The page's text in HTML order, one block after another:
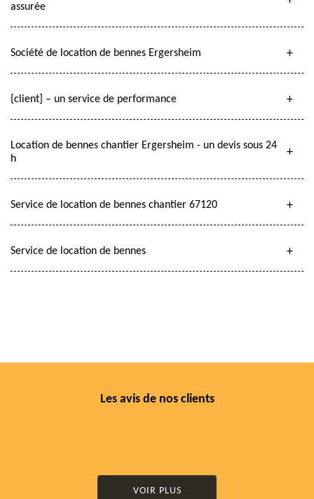
assurée
Société de location de bennes Ergersheim
{client] – un service de performance
Location de bennes chantier Ergersheim - un devis sous 24
h
Service de location de bennes chantier 67120
Service de location de bennes
Les avis de nos clients
VOIR PLUS